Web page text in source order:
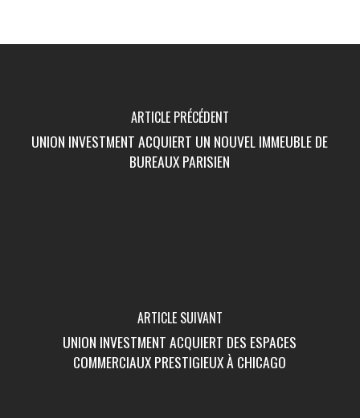
ARTICLE PRÉCÉDENT
UNION INVESTMENT ACQUIERT UN NOUVEL IMMEUBLE DE
BUREAUX PARISIEN
ARTICLE SUIVANT
UNION INVESTMENT ACQUIERT DES ESPACES
COMMERCIAUX PRESTIGIEUX À CHICAGO